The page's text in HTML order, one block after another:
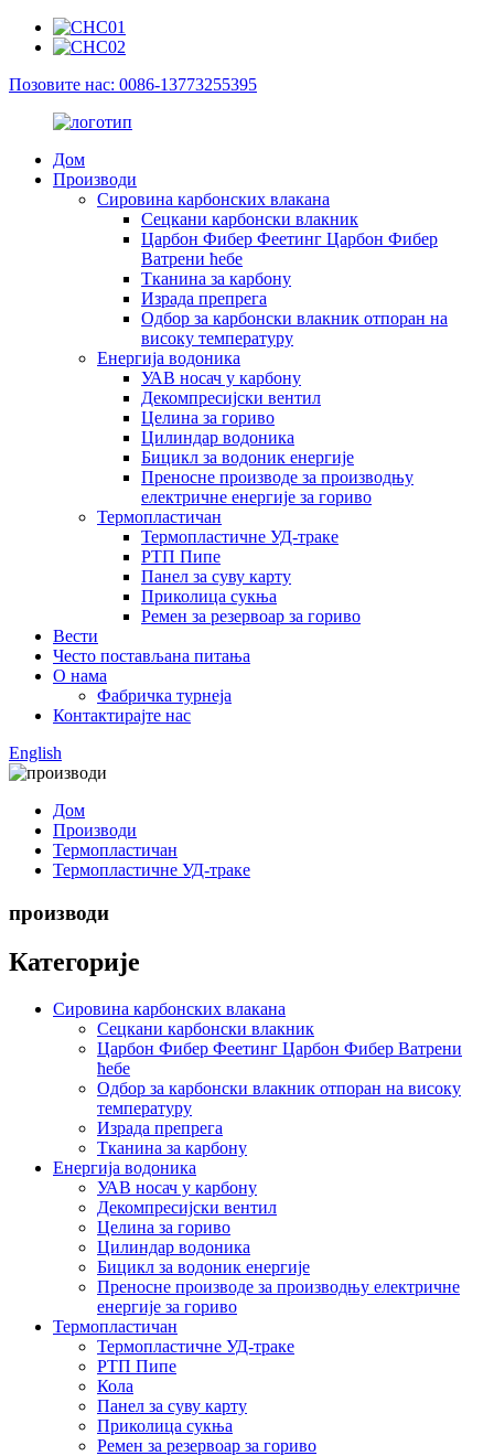
Позовите нас: 0086-13773255395
Дом
Производи
Сировина карбонских влакана
Сецкани карбонски влакник
Царбон Фибер Феетинг Царбон Фибер
Ватрени ћебе
Тканина за карбону
Израда препрега
Одбор за карбонски влакник отпоран на
високу температуру
Енергија водоника
УАВ носач у карбону
Декомпресијски вентил
Целина за гориво
Цилиндар водоника
Бицикл за водоник енергије
Преносне производе за производњу
електричне енергије за гориво
Термопластичан
Термопластичне УД-траке
РТП Пипе
Панел за суву карту
Приколица сукња
Ремен за резервоар за гориво
Вести
Често постављана питања
О нама
Фабричка турнеја
Контактирајте нас
English
Дом
Производи
Термопластичан
Термопластичне УД-траке
производи
Категорије
Сировина карбонских влакана
Сецкани карбонски влакник
Царбон Фибер Феетинг Царбон Фибер Ватрени
ћебе
Одбор за карбонски влакник отпоран на високу
температуру
Израда препрега
Тканина за карбону
Енергија водоника
УАВ носач у карбону
Декомпресијски вентил
Целина за гориво
Цилиндар водоника
Бицикл за водоник енергије
Преносне производе за производњу електричне
енергије за гориво
Термопластичан
Термопластичне УД-траке
РТП Пипе
Кола
Панел за суву карту
Приколица сукња
Ремен за резервоар за гориво